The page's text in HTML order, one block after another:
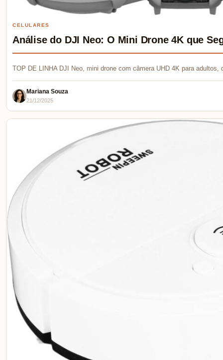
CELULARES
Análise do DJI Neo: O Mini Drone 4K que
TOP DE LINHA DJI Neo, mini drone com câmera UHD 4K para
Mariana Souza
21/12/2025